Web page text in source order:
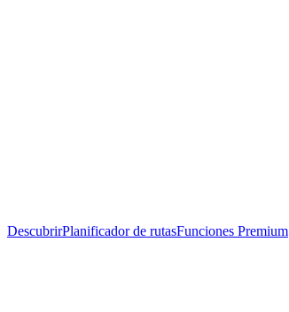
DescubrirPlanificador de rutasFunciones Premium